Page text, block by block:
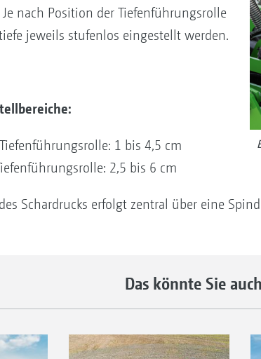
Je nach Position der Tiefenführungsrolle
jeweils stufenlos eingestellt werden.
1 bis 4,5 cm
2,5 bis 6 cm
Schardrucks erfolgt zentral über eine
Das könnte Sie